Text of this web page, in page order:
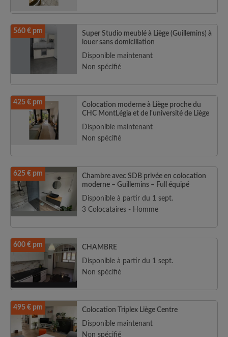
560 € pm
Super Studio meublé à Liège (Guillemins) à
louer sans domiciliation
Disponible maintenant
Non spécifié
425 € pm
Colocation moderne à Liège proche du
CHC MontLégia et de l'université de Liège
Disponible maintenant
Non spécifié
625 € pm
Chambre avec SDB privée en colocation
moderne – Guillemins – Full équipé
Disponible à partir du 1 sept.
3 Colocataires - Homme
600 € pm
CHAMBRE
Disponible à partir du 1 sept.
Non spécifié
495 € pm
Colocation Triplex Liège Centre
Disponible maintenant
Non spécifié